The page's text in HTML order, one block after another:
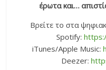
έρωτα και…
Βρείτε το στα
Spotify:
iTunes/Apple Music:
Deezer: